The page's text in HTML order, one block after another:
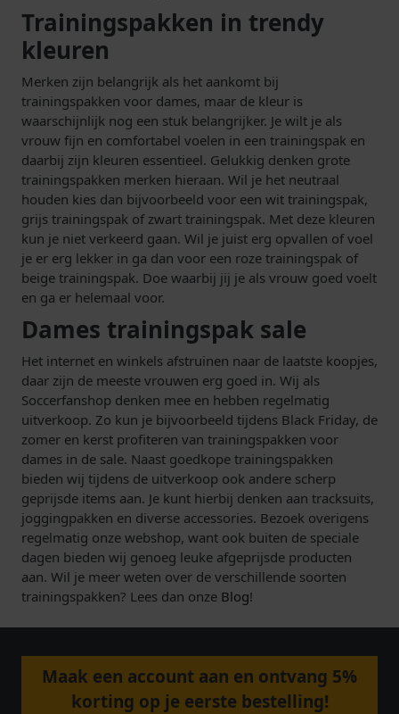
Trainingspakken in trendy
kleuren
Merken zijn belangrijk als het aankomt bij
trainingspakken voor dames, maar de kleur is
waarschijnlijk nog een stuk belangrijker. Je wilt je als
vrouw fijn en comfortabel voelen in een trainingspak en
daarbij zijn kleuren essentieel. Gelukkig denken grote
trainingspakken merken hieraan. Wil je het neutraal
houden kies dan bijvoorbeeld voor een wit trainingspak,
grijs trainingspak of zwart trainingspak. Met deze kleuren
kun je niet verkeerd gaan. Wil je juist erg opvallen of voel
je er erg lekker in ga dan voor een roze trainingspak of
beige trainingspak. Doe waarbij jij je als vrouw goed voelt
en ga er helemaal voor.
Dames trainingspak sale
Het internet en winkels afstruinen naar de laatste koopjes,
daar zijn de meeste vrouwen erg goed in. Wij als
Soccerfanshop denken mee en hebben regelmatig
uitverkoop. Zo kun je bijvoorbeeld tijdens Black Friday, de
zomer en kerst profiteren van trainingspakken voor
dames in de sale. Naast goedkope trainingspakken
bieden wij tijdens de uitverkoop ook andere scherp
geprijsde items aan. Je kunt hierbij denken aan tracksuits,
joggingpakken en diverse accessories. Bezoek overigens
regelmatig onze webshop, want ook buiten de speciale
dagen bieden wij genoeg leuke afgeprijsde producten
aan. Wil je meer weten over de verschillende soorten
trainingspakken? Lees dan onze Blog!
Maak een account aan en ontvang 5%
korting op je eerste bestelling!